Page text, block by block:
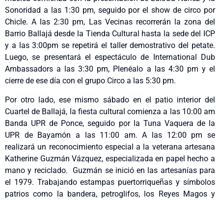
Sonoridad a las 1:30 pm, seguido por el show de circo por
Chicle. A las 2:30 pm, Las Vecinas recorrerán la zona del
Barrio Ballajá desde la Tienda Cultural hasta la sede del ICP
y a las 3:00pm se repetirá el taller demostrativo del petate.
Luego, se presentará el espectáculo de International Dub
Ambassadors a las 3:30 pm, Plenéalo a las 4:30 pm y el
cierre de ese día con el grupo Circo a las 5:30 pm.
Por otro lado, ese mismo sábado en el patio interior del
Cuartel de Ballajá, la fiesta cultural comienza a las 10:00 am
Banda UPR de Ponce, seguido por la Tuna Vaquera de la
UPR de Bayamón a las 11:00 am. A las 12:00 pm se
realizará un reconocimiento especial a la veterana artesana
Katherine Guzmán Vázquez, especializada en papel hecho a
mano y reciclado. Guzmán se inició en las artesanías para
el 1979. Trabajando estampas puertorriqueñas y símbolos
patrios como la bandera, petroglifos, los Reyes Magos y